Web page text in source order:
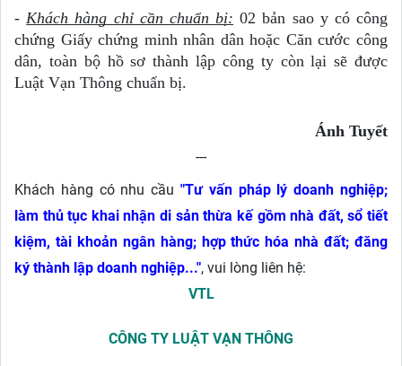
- Khách hàng chỉ cần chuẩn bị: 02 bản sao y có công
chứng Giấy chứng minh nhân dân hoặc Căn cước công
dân, toàn bộ hồ sơ thành lập công ty còn lại sẽ được
Luật Vạn Thông chuẩn bị.
Ánh Tuyết
---
Khách hàng có nhu cầu "Tư vấn pháp lý doanh nghiệp;
làm thủ tục khai nhận di sản thừa kế gồm nhà đất, sổ tiết
kiệm, tài khoản ngân hàng; hợp thức hóa nhà đất; đăng
ký thành lập doanh nghiệp...", vui lòng liên hệ:
VTL
CÔNG TY LUẬT VẠN THÔNG